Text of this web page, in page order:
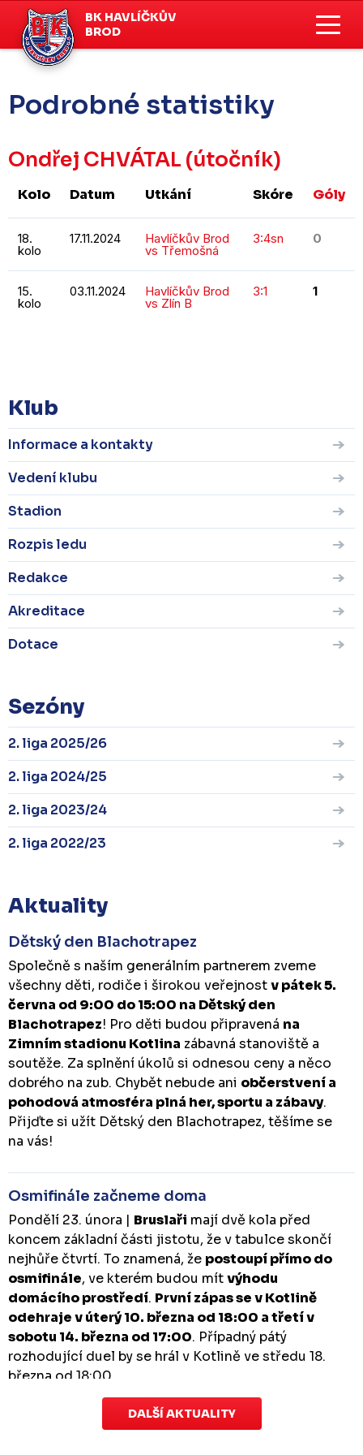
BK HAVLÍČKŮV
BROD
Podrobné statistiky
Ondřej CHVÁTAL (útočník)
Kolo Datum Utkání Skóre Góly
18.
kolo
17.11.2024 Havlíčkův Brod
vs Třemošná
3:4sn 0
15.
kolo
03.11.2024 Havlíčkův Brod
vs Zlín B
3:1 1
Klub
Informace a kontakty
Vedení klubu
Stadion
Rozpis ledu
Redakce
Akreditace
Dotace
Sezóny
2. liga 2025/26
2. liga 2024/25
2. liga 2023/24
2. liga 2022/23
Aktuality
Dětský den Blachotrapez
Společně s naším generálním partnerem zveme
všechny děti, rodiče i širokou veřejnostv pátek 5.
června od 9:00 do 15:00 na Dětský den
Blachotrapez! Pro děti budou připravená na
Zimním stadionu Kotlina zábavná stanoviště a
soutěže. Za splnění úkolů si odnesou ceny a něco
dobrého na zub. Chybět nebude ani občerstvení a
pohodová atmosféra plná her, sportu a zábavy.
Přijďte si užít Dětský den Blachotrapez, těšíme se
na vás!
Osmifinále začneme doma
Pondělí 23. února | Bruslaři mají dvě kola před
koncem základní části jistotu, že v tabulce skončí
nejhůře čtvrtí. To znamená, že postoupí přímo do
osmifinále, ve kterém budou mítvýhodu
domácího prostředí. První zápas se v Kotlině
odehraje v úterý 10. března od 18:00 a třetí v
sobotu 14. března od 17:00. Případný pátý
rozhodující duel by se hrál v Kotlině ve středu 18.
března od 18:00.
Zápas dorostu je odložen
DALŠÍ AKTUALITY